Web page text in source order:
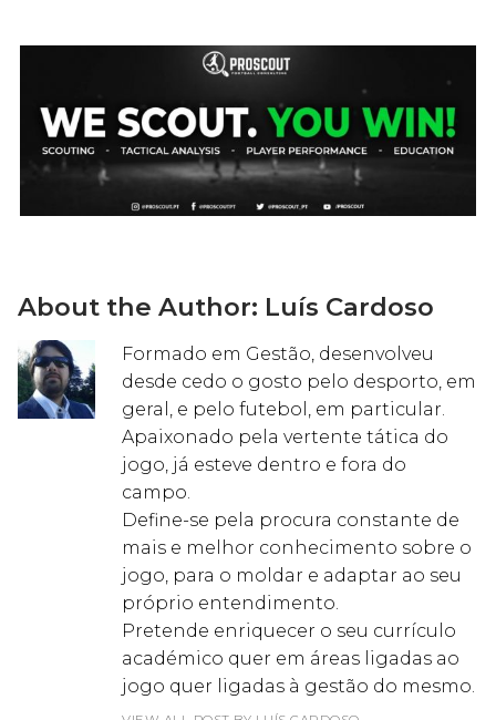
About the Author: Luís Cardoso
Formado em Gestão, desenvolveu
desde cedo o gosto pelo desporto, em
geral, e pelo futebol, em particular.
Apaixonado pela vertente tática do
jogo, já esteve dentro e fora do
campo.
Define-se pela procura constante de
mais e melhor conhecimento sobre o
jogo, para o moldar e adaptar ao seu
próprio entendimento.
Pretende enriquecer o seu currículo
académico quer em áreas ligadas ao
jogo quer ligadas à gestão do mesmo.